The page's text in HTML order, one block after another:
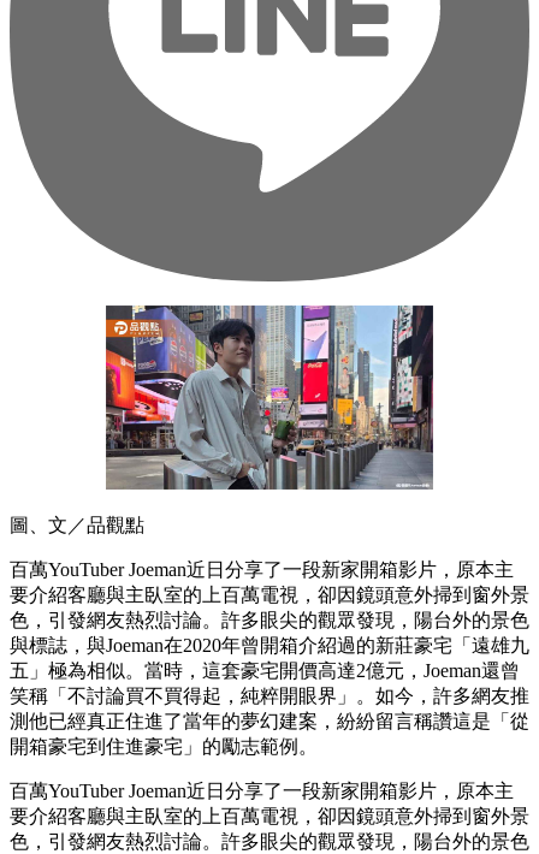
圖、文／品觀點
百萬YouTuber Joeman近日分享了一段新家開箱影片，原本主
要介紹客廳與主臥室的上百萬電視，卻因鏡頭意外掃到窗外景
色，引發網友熱烈討論。許多眼尖的觀眾發現，陽台外的景色
與標誌，與Joeman在2020年曾開箱介紹過的新莊豪宅「遠雄九
五」極為相似。當時，這套豪宅開價高達2億元，Joeman還曾
笑稱「不討論買不買得起，純粹開眼界」。如今，許多網友推
測他已經真正住進了當年的夢幻建案，紛紛留言稱讚這是「從
開箱豪宅到住進豪宅」的勵志範例。
百萬YouTuber Joeman近日分享了一段新家開箱影片，原本主
要介紹客廳與主臥室的上百萬電視，卻因鏡頭意外掃到窗外景
色，引發網友熱烈討論。許多眼尖的觀眾發現，陽台外的景色